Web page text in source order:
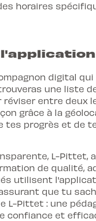
horaires
digital
une liste
entre deux
grâce à la
progrès et de
L-Pittet,
de qualité,
utilisent
que tu
Pittet : une
confiance et